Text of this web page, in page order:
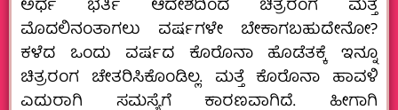
ಅರ್ಧ ಭರ್ತಿ ಆದೇಶದಿಂದ ಚಿತ್ರರಂಗ ಮತ್ತೆ
ಮೊದಲಿನಂತಾಗಲು ವರ್ಷಗಳೇ ಬೇಕಾಗಬಹುದೇನೋ?
ಕಳೆದ ಒಂದು ವರ್ಷದ ಕೊರೊನಾ ಹೊಡೆತಕ್ಕೆ ಇನ್ನೂ
ಚಿತ್ರರಂಗ ಚೇತರಿಸಿಕೊಂಡಿಲ್ಲ. ಮತ್ತೆ ಕೊರೊನಾ ಹಾವಳಿ
ಎದುರಾಗಿ ಸಮಸ್ಯೆಗೆ ಕಾರಣವಾಗಿದೆ. ಹೀಗಾಗಿ